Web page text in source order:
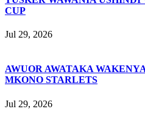
CUP
Jul 29, 2026
AWUOR AWATAKA
MKONO STARLETS
Jul 29, 2026